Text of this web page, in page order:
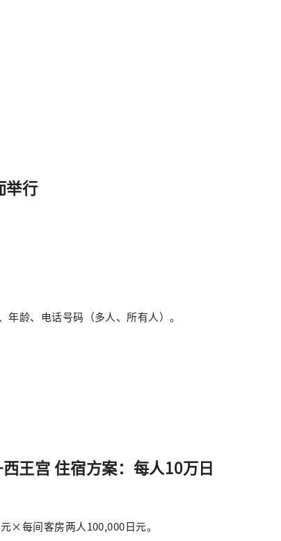
举行
龄、电话号码（多人、所有人）。
王宫 住宿方案：每人10万日
×每间客房两人100,000日元。